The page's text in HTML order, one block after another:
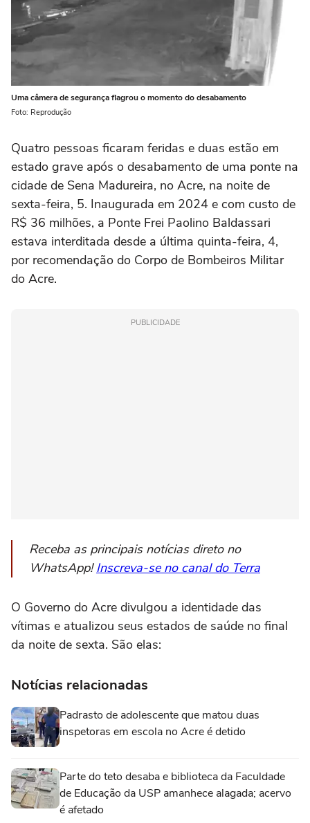
Uma câmera de segurança flagrou o momento do desabamento
Foto: Reprodução
Quatro pessoas ficaram feridas e duas estão em
estado grave após o desabamento de uma ponte na
cidade de Sena Madureira, no Acre, na noite de
sexta-feira, 5. Inaugurada em 2024 e com custo de
R$ 36 milhões, a Ponte Frei Paolino Baldassari
estava interditada desde a última quinta-feira, 4,
por recomendação do Corpo de Bombeiros Militar
do Acre.
PUBLICIDADE
Receba as principais notícias direto no
WhatsApp!Inscreva-se no canal do Terra
O Governo do Acre divulgou a identidade das
vítimas e atualizou seus estados de saúde no final
da noite de sexta. São elas:
Notícias relacionadas
Padrasto de adolescente que matou duas
inspetoras em escola no Acre é detido
Parte do teto desaba e biblioteca da Faculdade
de Educação da USP amanhece alagada; acervo
é afetado